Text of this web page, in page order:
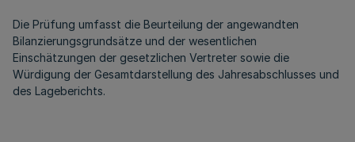
Die Prüfung umfasst die Beurteilung der angewandten
Bilanzierungsgrundsätze und der wesentlichen
Einschätzungen der gesetzlichen Vertreter sowie die
Würdigung der Gesamtdarstellung des Jahresabschlusses und
des Lageberichts.